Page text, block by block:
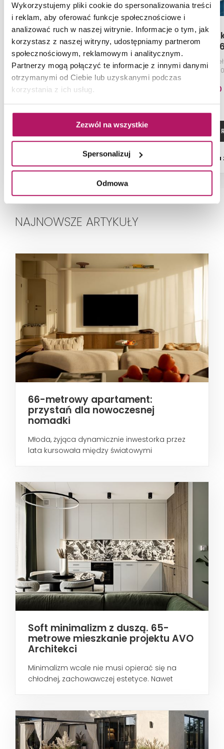
Wykorzystujemy pliki cookie do spersonalizowania treści
i reklam, aby oferować funkcje społecznościowe i
analizować ruch w naszej witrynie. Informacje o tym, jak
korzystasz z naszej witryny, udostępniamy partnerom
społecznościowym, reklamowym i analitycznym.
Partnerzy mogą połączyć te informacje z innymi danymi
otrzymanymi od Ciebie lub uzyskanymi podczas
korzystania z ich usług.
Zezwól na wszystkie
Spersonalizuj
Odmowa
Makoinstal Ekomed UP6
Poręcz dla niepełnosprawnych
prosta 60 cm, biała
95,60 PLN
na zamówienie
Makoinstal
3/
Poręcz dla
kątowa prawa
ZOBACZ
NAJNOWSZE ARTYKUŁY
66-metrowy apartament:
przystań dla nowoczesnej
nomadki
Młoda, żyjąca dynamicznie inwestorka przez
lata kursowała między światowymi
Soft minimalizm z duszą. 65-
metrowe mieszkanie projektu AVO
Architekci
Minimalizm wcale nie musi opierać się na
chłodnej, zachowawczej estetyce. Nawet